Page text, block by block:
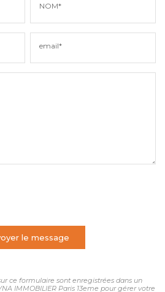
NOM*
email*
le message
ce formulaire sont enregistrées dans un
IMMOBILIER Paris 13eme pour gérer votre